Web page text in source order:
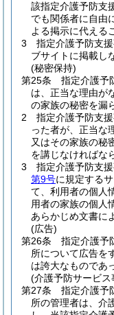
該指定介護予防支
でも関係者に自由
よる掲示に代える
3
指定介護予防支
ブサイトに掲載し
(秘密保持)
第25条
指定介護予
は、正当な理由が
の家族の秘密を漏
2
指定介護予防支
った者が、正当な
又はその家族の秘
を講じなければな
3
指定介護予防支
第9号に規定する
て、利用者の個人
用者の家族の個人
あらかじめ文書に
(広告)
第26条
指定介護予
所について広告を
は誇大なものであ
(介護予防サービ
第27条
指定介護予
所の管理者は、介